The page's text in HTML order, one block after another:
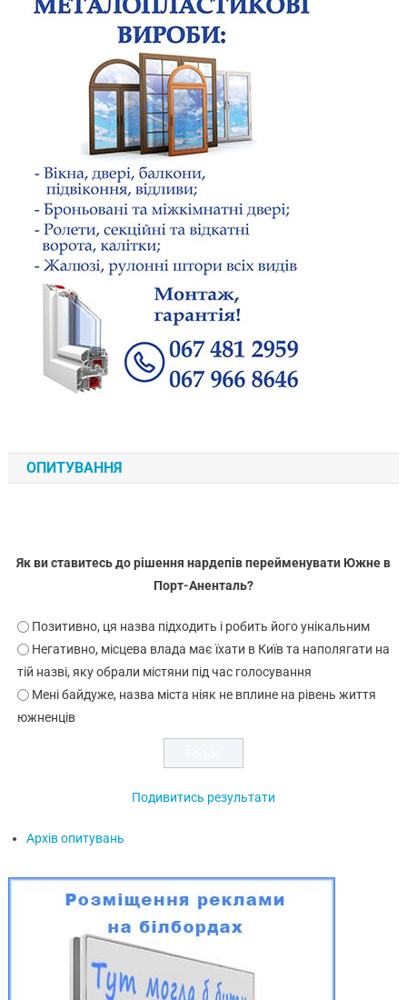
ОПИТУВАННЯ
Як ви ставитесь до рішення нардепів перейменувати Южне в
Порт-Аненталь?
Позитивно, ця назва підходить і робить його унікальним
Негативно, місцева влада має їхати в Київ та наполягати на
тій назві, яку обрали містяни під час голосування
Мені байдуже, назва міста ніяк не вплине на рівень життя
южненців
Подивитись результати
Архів опитувань